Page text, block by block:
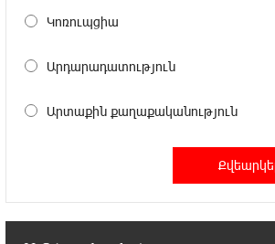
Այսօրվա կառավարությունը
պահանջարկ չունեցող
Հայրենիքը փոքրանում է
աչքերի առաջ․ ազգային
Կոռուպցիա
Արդարադատություն
Արտաքին քաղաքականություն